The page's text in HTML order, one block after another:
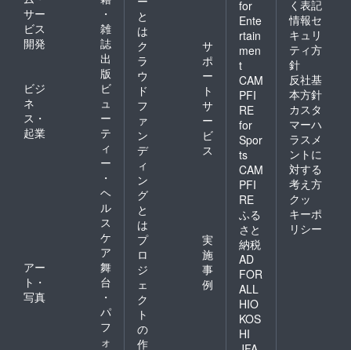
サー
ビス
開発
・
雑
誌
出
版
ビジ
ネ
ス・
起業
ビ
ュ
ー
テ
ィ
ー
・
ヘ
ル
ス
ケ
ア
アー
ト・
写真
舞
台
・
パ
フ
ォ
と
は
ク
ラ
ウ
ド
フ
ァ
ン
デ
ィ
ン
グ
と
は
サ
ポ
ー
ト
サ
ー
ビ
ス
プ
ロ
ジ
ェ
ク
ト
の
作
実
施
事
例
for
Ente
rtain
men
t
CAM
PFI
RE
for
Spor
ts
CAM
PFI
RE
ふる
さと
納税
AD
FOR
ALL
HIO
KOS
HI
く表記
情報セ
キュリ
ティ方
針
反社基
本方針
カスタ
マーハ
ラスメ
ントに
対する
考え方
クッ
キーポ
リシー